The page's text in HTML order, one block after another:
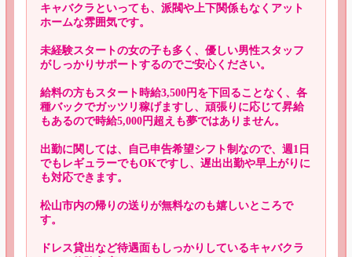
キャバクラといっても、派閥や上下関係もなくアット
ホームな雰囲気です。
未経験スタートの女の子も多く、優しい男性スタッフ
がしっかりサポートするのでご安心ください。
給料の方もスタート時給3,500円を下回ることなく、各
種バックでガッツリ稼げますし、頑張りに応じて昇給
もあるので時給5,000円超えも夢ではありません。
出勤に関しては、自己申告希望シフト制なので、週1日
でもレギュラーでもOKですし、遅出出勤や早上がりに
も対応できます。
松山市内の帰りの送りが無料なのも嬉しいところで
す。
ドレス貸出など待遇面もしっかりしているキャバクラ